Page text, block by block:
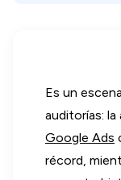
Es un
auditorías:
Google Ads
récord,